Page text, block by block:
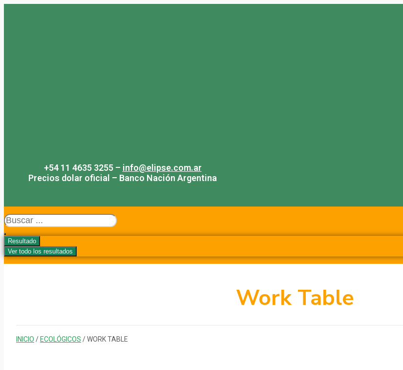
+54 11 4635 3255 – info@elipse.com.ar
Precios dolar oficial – Banco Nación Argentina
Search
...
Resultado
Ver todo los resultados
Work Table
INICIO / ECOLÓGICOS / WORK TABLE